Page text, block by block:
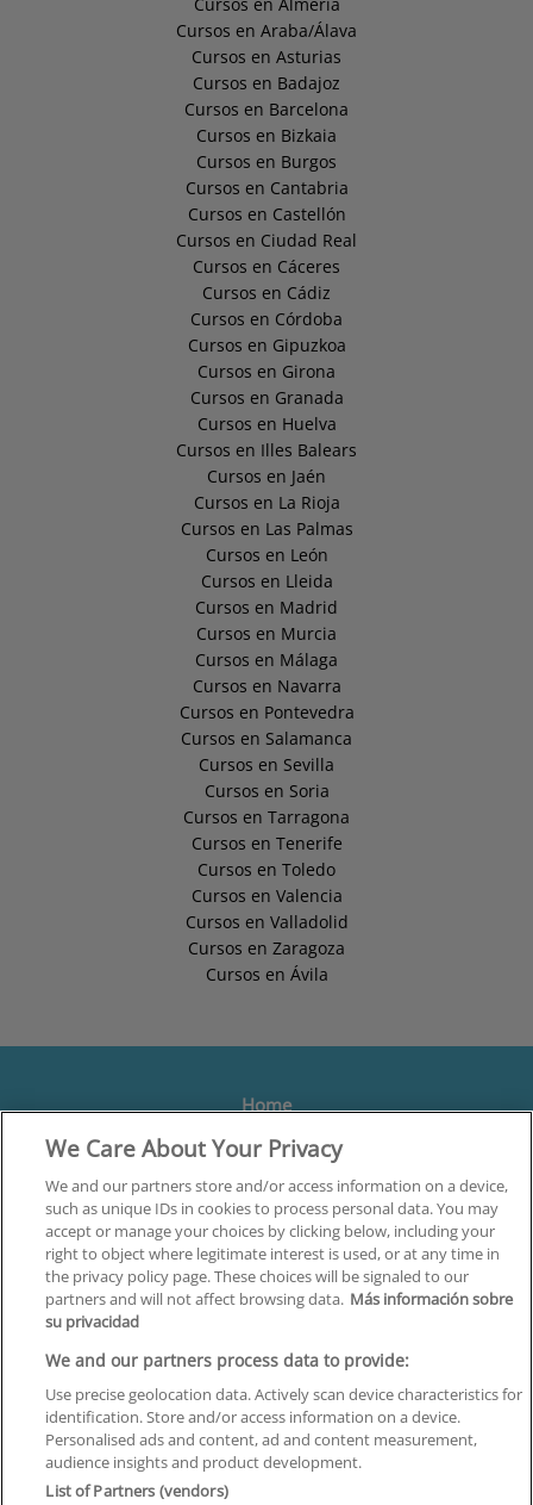
Cursos en Araba/Álava
Cursos en Asturias
Cursos en Badajoz
Cursos en Barcelona
Cursos en Bizkaia
Cursos en Burgos
Cursos en Cantabria
Cursos en Castellón
Cursos en Ciudad Real
Cursos en Cáceres
Cursos en Cádiz
Cursos en Córdoba
Cursos en Gipuzkoa
Cursos en Girona
Cursos en Granada
Cursos en Huelva
Cursos en Illes Balears
Cursos en Jaén
Cursos en La Rioja
Cursos en Las Palmas
Cursos en León
Cursos en Lleida
Cursos en Madrid
Cursos en Murcia
Cursos en Málaga
Cursos en Navarra
Cursos en Pontevedra
Cursos en Salamanca
Cursos en Sevilla
Cursos en Soria
Cursos en Tarragona
Cursos en Tenerife
Cursos en Toledo
Cursos en Valencia
Cursos en Valladolid
Cursos en Zaragoza
Cursos en Ávila
Home
Formación
Centros
Orientación
Quiénes somos
Contacta
Aviso Legal
Política de Privacidad
Política de Cookies
Canal Ético
We Care About Your Privacy
We and our partners store and/or access information on a device,
such as unique IDs in cookies to process personal data. You may
accept or manage your choices by clicking below, including your
right to object where legitimate interest is used, or at any time in
the privacy policy page. These choices will be signaled to our
partners and will not affect browsing data. Más información sobre
su privacidad
We and our partners process data to provide:
Use precise geolocation data. Actively scan device characteristics for
identification. Store and/or access information on a device.
Personalised ads and content, ad and content measurement,
audience insights and product development.
List of Partners (vendors)